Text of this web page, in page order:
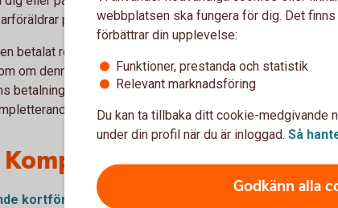
på resa utan föräldrars sällskap.
betalat resa för annan person än familjemedlem, gäller
om denne själv hade betalat resan med sitt eget kort,
betalning hade ett giltigt kort från Swedbank eller
kortförsäkring vid resa.
kortförsäkring för Betalkort Företag
webbplatsen ska fungera för dig. Det
förbättrar din upplevelse:
Funktioner, prestanda och statistik
Relevant marknadsföring
Du kan ta tillbaka ditt cookie-medgivande
under din profil när du är inloggad. Så
Godkänn alla